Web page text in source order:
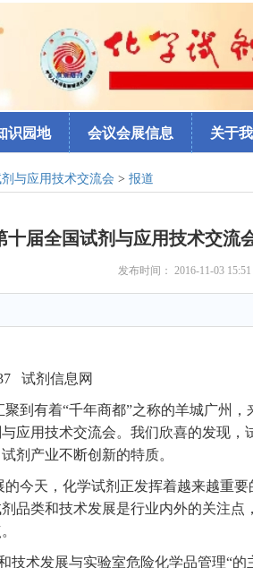
识园地 会议会展信息 关于
与应用技术交流会 > 报道
十届全国试剂与应用技术交流
发布时间： 2016-11-03
试剂信息网
到有着“千年商都”之称的羊城广州
应用技术交流会。我们欣喜的发现
剂产业不断创新的特质。
今天，化学试剂正发挥着越来越重
品类和技术发展是行业内外的关注
技术发展与实验室危险化学品管理“